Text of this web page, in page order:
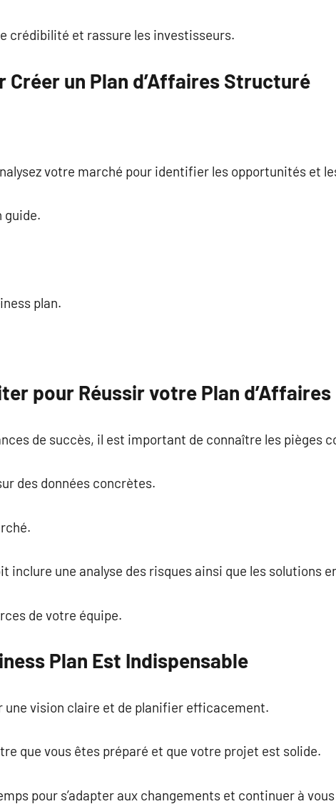
crédibilité et rassure les investisseurs.
Créer un Plan d’Affaires Structuré
votre marché pour identifier les opportunités et
guide.
plan.
pour Réussir votre Plan d’Affaires
de succès, il est important de connaître les pièges
des données concrètes.
inclure une analyse des risques ainsi que les solutions
de votre équipe.
Plan Est Indispensable
une vision claire et de planifier efficacement.
que vous êtes préparé et que votre projet est solide.
pour s’adapter aux changements et continuer à